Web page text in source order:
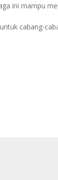
ini mampu
cabang-